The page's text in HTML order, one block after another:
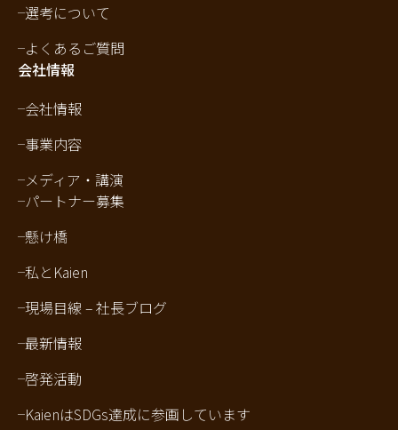
選考について
よくあるご質問
会社情報
会社情報
事業内容
メディア・講演
パートナー募集
懸け橋
私とKaien
現場目線 – 社長ブログ
最新情報
啓発活動
KaienはSDGs達成に参画しています